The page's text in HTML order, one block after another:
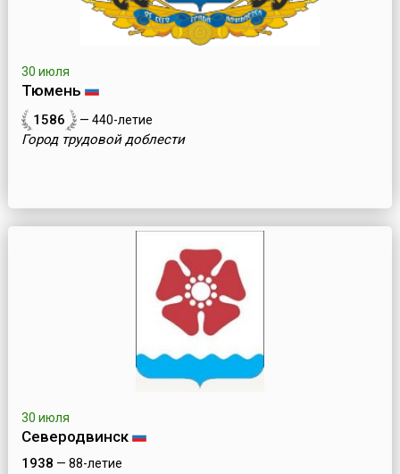
30 июля
Тюмень
1586 — 440-летие
Город трудовой доблести
30 июля
Северодвинск
1938 — 88-летие